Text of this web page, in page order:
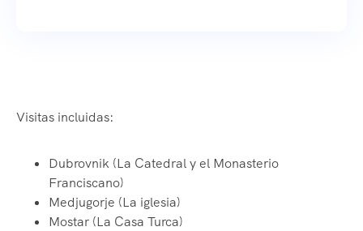
Visitas incluidas:
Dubrovnik (La Catedral y el Monasterio
Franciscano)
Medjugorje (La iglesia)
Mostar (La Casa Turca)